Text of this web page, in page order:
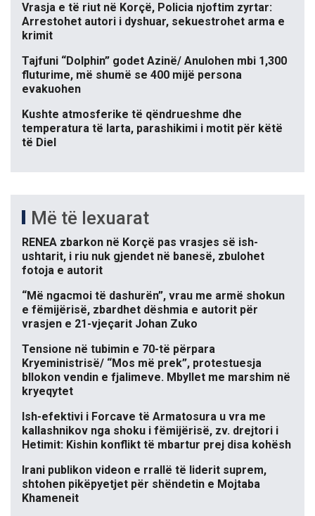
Vrasja e të riut në Korçë, Policia njoftim zyrtar:
Arrestohet autori i dyshuar, sekuestrohet arma e
krimit
Tajfuni “Dolphin” godet Azinë/ Anulohen mbi 1,300
fluturime, më shumë se 400 mijë persona
evakuohen
Kushte atmosferike të qëndrueshme dhe
temperatura të larta, parashikimi i motit për këtë
të Diel
Më të lexuarat
RENEA zbarkon në Korçë pas vrasjes së ish-
ushtarit, i riu nuk gjendet në banesë, zbulohet
fotoja e autorit
“Më ngacmoi të dashurën”, vrau me armë shokun
e fëmijërisë, zbardhet dëshmia e autorit për
vrasjen e 21-vjeçarit Johan Zuko
Tensione në tubimin e 70-të përpara
Kryeministrisë/ “Mos më prek”, protestuesja
bllokon vendin e fjalimeve. Mbyllet me marshim në
kryeqytet
Ish-efektivi i Forcave të Armatosura u vra me
kallashnikov nga shoku i fëmijërisë, zv. drejtori i
Hetimit: Kishin konflikt të mbartur prej disa kohësh
Irani publikon videon e rrallë të liderit suprem,
shtohen pikëpyetjet për shëndetin e Mojtaba
Khameneit